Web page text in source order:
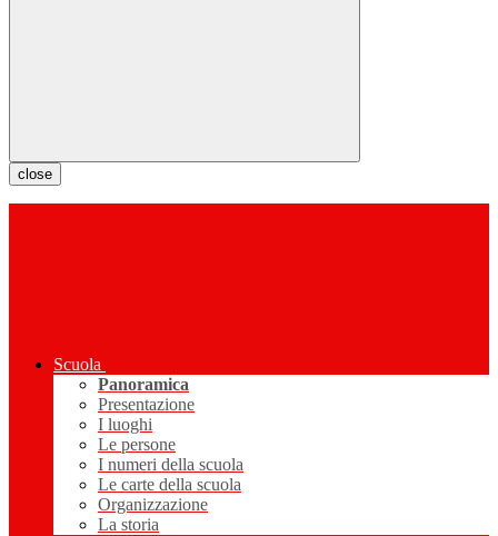
close
Scuola
Panoramica
Presentazione
I luoghi
Le persone
I numeri della scuola
Le carte della scuola
Organizzazione
La storia